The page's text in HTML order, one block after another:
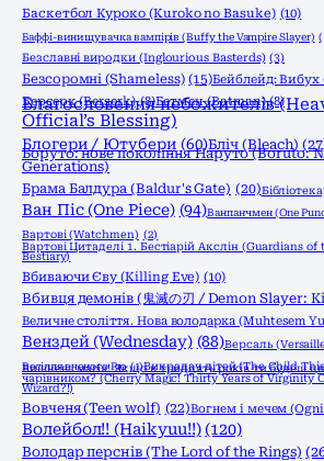
Баскетбол Куроко (Kuroko no Basuke) (10)
Баффі-винищувачка вампірів (Buffy the Vampire Slayer)
Безславні виродки (Inglourious Basterds) (3)
Безсоромні (Shameless) (15)Бейблейд: Вибух
Берсерк (Berserk) (8)Бетмен (Batman) (8)
Благословення небожителів
Official’s Blessing)
Блогери / Ютубери (60)Бліч (Bleach)
Боруто: нове покоління Наруто (Boruto:
Generations)
Брама Балдура (Baldur's Gate) (20)
Ван Піс (One Piece) (94)Ванпанчмен (One
Вартові (Watchmen) (2)
Вартові Цитаделі 1. Бестіарій Акслін (Guardians of
Bestiary)
Вбиваючи Єву (Killing Eve) (10)
Вбивця демонів (鬼滅の刃 / Demon Slayer:
Величне століття. Нова володарка (Muhtesem
Венздей (Wednesday) (88)Версаль
Весілля вченого Рю (1)Викрадач дітей (The Child
Вишнева магія! Якщо в тридцять років ти будеш
чарівником? (Cherry Magic! Thirty Years of Virginity
Wizard?!)
Вовченя (Teen wolf) (22)Вогнем і мечем
Волейбол!! (Haikyuu!!) (120)
Володар перснів (The Lord of the Rings)